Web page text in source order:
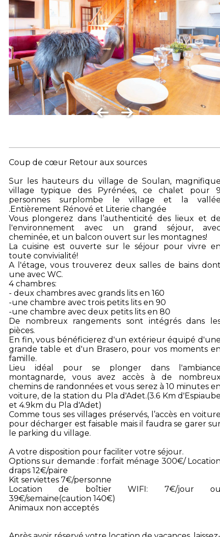
Coup de cœur Retour aux sources
Sur les hauteurs du village de Soulan,
village typique des Pyrénées, ce chalet pour
personnes surplombe le village et la
.Entièrement Rénové et Literie changée
Vous plongerez dans l’authenticité des lieux et
l'environnement avec un grand séjour,
cheminée, et un balcon ouvert sur les montagnes!
La cuisine est ouverte sur le séjour pour vivre
toute convivialité!
A l'étage, vous trouverez deux salles de bains
une avec WC.
4 chambres:
- deux chambres avec grands lits en 160
-une chambre avec trois petits lits en 90
-une chambre avec deux petits lits en 80
De nombreux rangements sont intégrés dans
pièces.
En fin, vous bénéficierez d'un extérieur équipé
grande table et d'un Brasero, pour vos moments
famille.
Lieu idéal pour se plonger dans
montagnarde, vous avez accès à de
chemins de randonnées et vous serez à 10 minutes
voiture, de la station du Pla d'Adet.(3.6 Km
et 4.9km du Pla d'Adet)
Comme tous ses villages préservés, l’accès en
pour décharger est faisable mais il faudra se garer
le parking du village.
A votre disposition pour faciliter votre séjour.
Options sur demande : forfait ménage 300€/
draps 12€/paire
Kit serviettes 7€/personne
Location de boîtier WIFI: 7€/jour
39€/semaine(caution 140€)
Animaux non acceptés